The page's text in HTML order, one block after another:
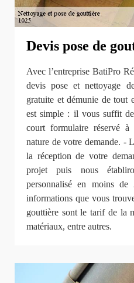
Devis pose de
Avec l’entreprise BatiPro
devis pose et nettoyage
gratuite et démunie de tout
est simple : il vous suffit
court formulaire réservé
nature de votre demande. -
la réception de votre
projet puis nous
personnalisé en moins de
informations que vous
gouttière sont le tarif de la
matériaux, entre autres.